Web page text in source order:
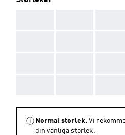
Normal storlek. Vi
din vanliga storlek.